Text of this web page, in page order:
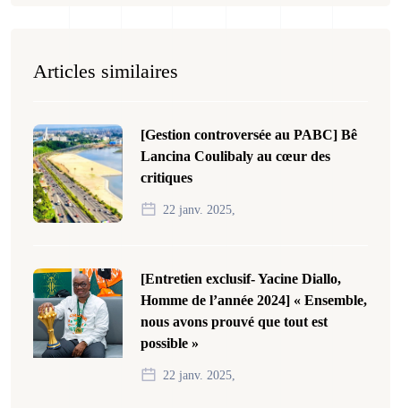
Articles similaires
[Gestion controversée au PABC] Bê
Lancina Coulibaly au cœur des
critiques
22 janv. 2025,
[Entretien exclusif- Yacine Diallo,
Homme de l’année 2024] « Ensemble,
nous avons prouvé que tout est
possible »
22 janv. 2025,